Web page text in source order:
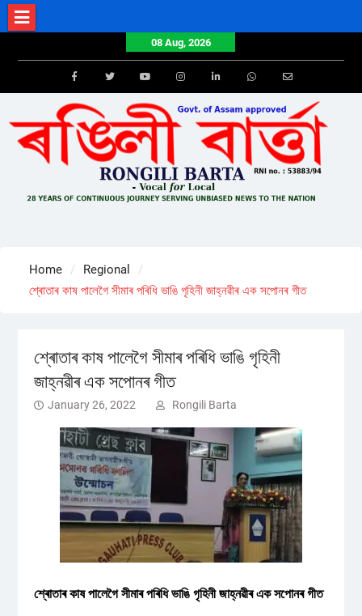
Skip
to
08 Aug, 2026
FacebookTwitterYoutube Email
Home
Regional
শ্ৰোতাৰ কাষ পালেগৈ সীমাৰ পৰিধি ভাঙি গৃহিনী জাহ্নৱীৰ এক সপোনৰ গীত
শ্ৰোতাৰ কাষ পালেগৈ সীমাৰ পৰিধি ভাঙি গৃহিনী
জাহ্নৱীৰ এক সপোনৰ গীত
January 26, 2022 Rongili Barta
শ্ৰোতাৰ কাষ পালেগৈ সীমাৰ পৰিধি ভাঙি গৃহিনী জাহ্নৱীৰ এক সপোনৰ গীত